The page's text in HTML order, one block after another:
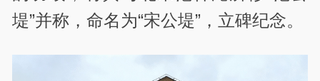
堤”并称，命名为“宋公堤”，立碑纪念。